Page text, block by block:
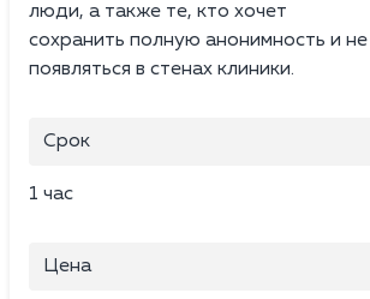
люди, а также те, кто хочет
сохранить полную анонимность и не
появляться в стенах клиники.
Срок
1 час
Цена